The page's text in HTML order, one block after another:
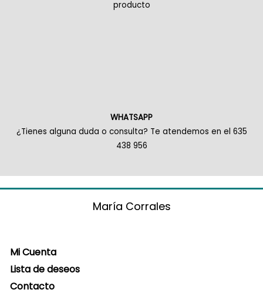
producto
WHATSAPP
¿Tienes alguna duda o consulta? Te atendemos en el 635
438 956
María Corrales
Mi Cuenta
Lista de deseos
Contacto